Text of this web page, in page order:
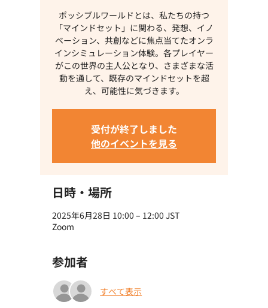
ポッシブルワールドとは、私たちの持つ
「マインドセット」に関わる、発想、イノ
ベーション、共創などに焦点当てたオンラ
インシミュレーション体験。各プレイヤー
がこの世界の主人公となり、さまざまな活
動を通して、既存のマインドセットを超
え、可能性に気づきます。
受付が終了しました
他のイベントを見る
日時・場所
2025年6月28日 10:00 – 12:00 JST
Zoom
参加者
すべて表示